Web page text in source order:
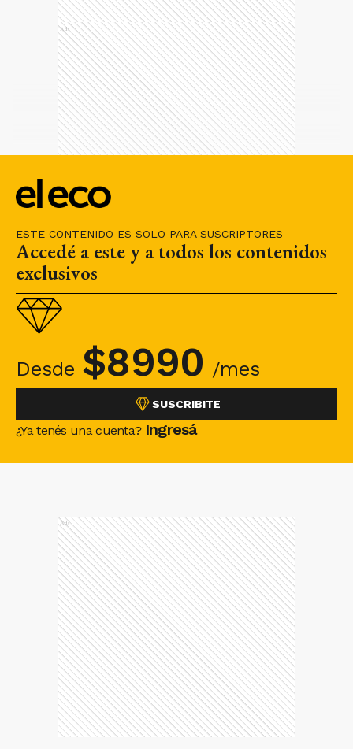
ESTE CONTENIDO ES SOLO PARA SUSCRIPTORES
Accedé a este y a todos los contenidos
exclusivos
Desde $8990 /mes
SUSCRIBITE
¿Ya tenés una cuenta? Ingresá
Ads
Ads